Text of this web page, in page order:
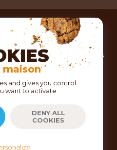
cuisine pour concocter de
dignes d’un grand chef ?
de cuisine, nous vous
produits issus des meilleures
Ustensiles de pâtisserie,
ustensiles de cuisine,
au sein de nos 21
également tout votre matériel
internet toc.fr
vente à distance depuis 2018.
maison
and gives you control
want to activate
DENY ALL
COOKIES